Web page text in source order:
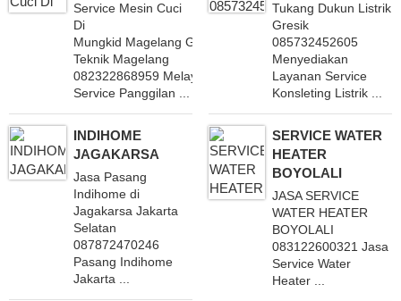
Service Mesin Cuci
Di
Mungkid Magelang Griya
Teknik Magelang
082322868959 Melayani
Service Panggilan ...
Tukang Dukun Listrik
Gresik
085732452605
Menyediakan
Layanan Service
Konsleting Listrik ...
INDIHOME
JAGAKARSA
Jasa Pasang
Indihome di
Jagakarsa Jakarta
Selatan
087872470246
Pasang Indihome
Jakarta ...
SERVICE WATER
HEATER
BOYOLALI
JASA SERVICE
WATER HEATER
BOYOLALI
083122600321 Jasa
Service Water
Heater ...